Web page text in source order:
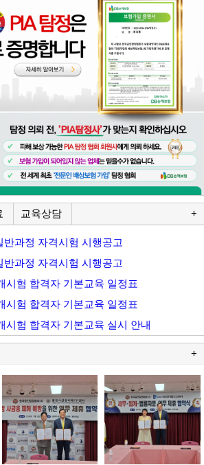
교육상담 +
반과정 자격시험 시행공고
반과정 자격시험 시행공고
시험 합격자 기본교육 일정표
시험 합격자 기본교육 일정표
시험 합격자 기본교육 실시 안내
+